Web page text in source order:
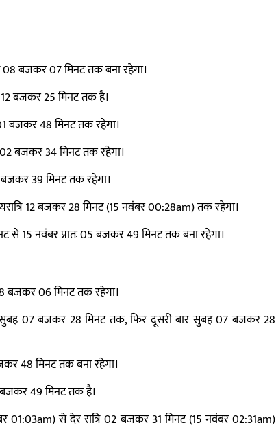
08 बजकर 07 मिनट तक बना रहेगा।
बजकर 25 मिनट तक है।
बजकर 48 मिनट तक रहेगा।
बजकर 34 मिनट तक रहेगा।
39 मिनट तक रहेगा।
12 बजकर 28 मिनट (15 नवंबर 00:28am) तक रहेगा।
से 15 नवंबर प्रातः 05 बजकर 49 मिनट तक बना रहेगा।
06 मिनट तक रहेगा।
07 बजकर 28 मिनट तक, फिर दूसरी बार सुबह 07 बजकर 28
48 मिनट तक बना रहेगा।
49 मिनट तक है।
01:03am) से देर रात्रि 02 बजकर 31 मिनट (15 नवंबर 02:31am)